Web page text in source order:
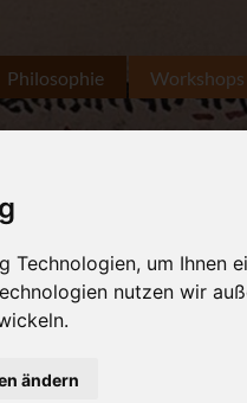
um Ihnen
nutzen wir
ändern
Philosophie